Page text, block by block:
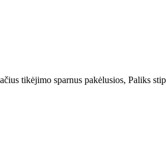
tikėjimo sparnus pakėlusios, Paliks